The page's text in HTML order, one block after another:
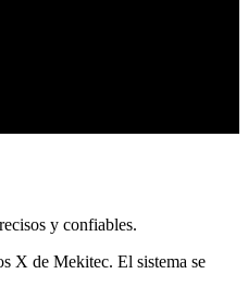
y confiables.
X de Mekitec. El sistema se